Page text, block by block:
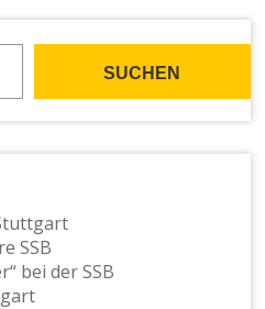
SUCHEN
SSB
bei der SSB